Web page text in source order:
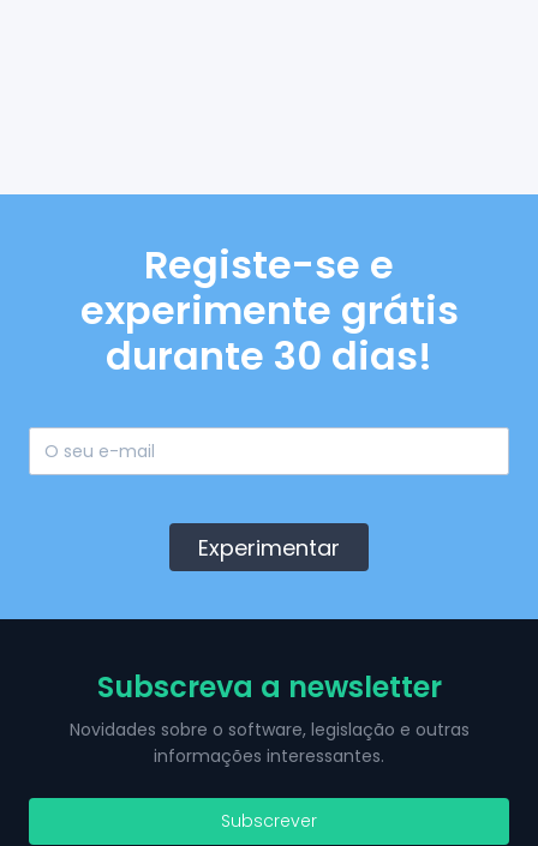
Registe-se e
experimente grátis
durante 30 dias!
Experimentar
Subscreva a newsletter
Novidades sobre o software, legislação e outras
informações interessantes.
Subscrever